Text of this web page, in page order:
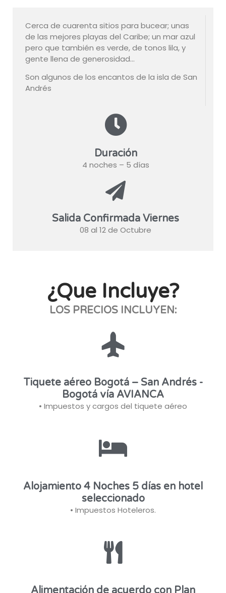
Cerca de cuarenta sitios para bucear; unas
de las mejores playas del Caribe; un mar azul
pero que también es verde, de tonos lila, y
gente llena de generosidad…
Son algunos de los encantos de la isla de San
Andrés
Duración
4 noches – 5 días
Salida Confirmada Viernes
08 al 12 de Octubre
¿Que Incluye?
LOS PRECIOS INCLUYEN:
Tiquete aéreo Bogotá – San Andrés -
Bogotá vía AVIANCA
• Impuestos y cargos del tiquete aéreo
Alojamiento 4 Noches 5 días en hotel
seleccionado
• Impuestos Hoteleros.